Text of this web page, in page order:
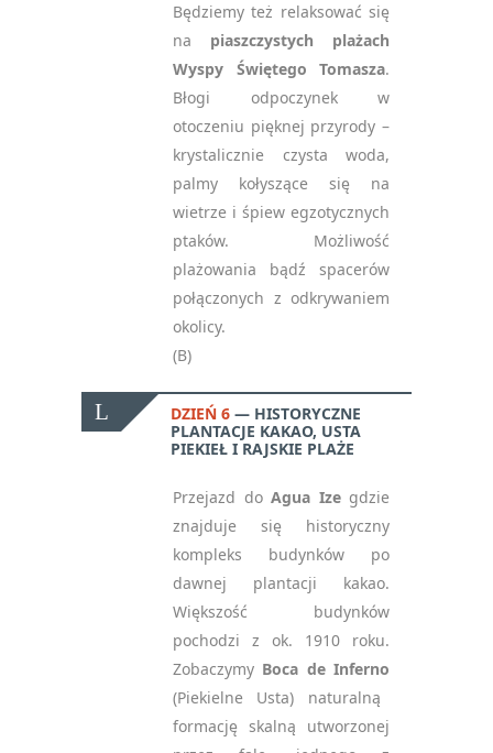
Będziemy też relaksować się
na piaszczystych plażach
Wyspy Świętego Tomasza.
Błogi odpoczynek w
otoczeniu pięknej przyrody –
krystalicznie czysta woda,
palmy kołyszące się na
wietrze i śpiew egzotycznych
ptaków. Możliwość
plażowania bądź spacerów
połączonych z odkrywaniem
okolicy.
(B)
DZIEŃ 6
HISTORYCZNE
PLANTACJE KAKAO, USTA
PIEKIEŁ I RAJSKIE PLAŻE
Przejazd do Agua Izegdzie
znajduje się historyczny
kompleks budynków po
dawnej plantacji kakao.
Większość budynków
pochodzi z ok. 1910 roku.
Zobaczymy Boca de Inferno
(Piekielne Usta) naturalną
formację skalną utworzonej